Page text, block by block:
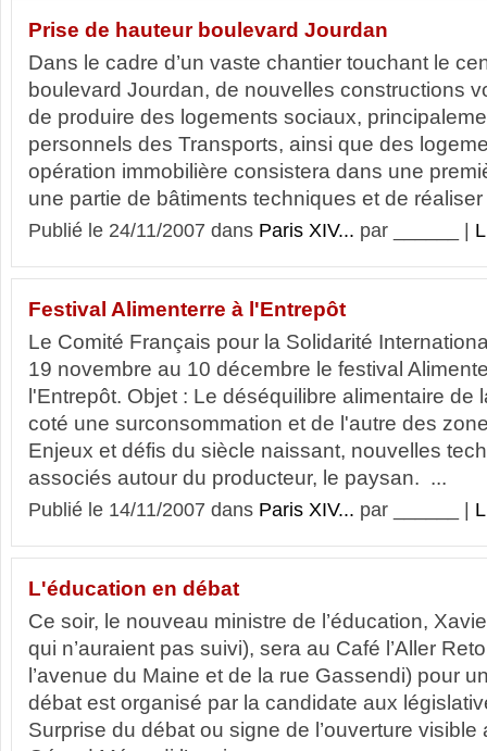
Prise de hauteur boulevard Jourdan
Dans le cadre d’un vaste chantier touchant le
boulevard Jourdan, de nouvelles constructions
de produire des logements sociaux,
personnels des Transports, ainsi que des
opération immobilière consistera dans une
une partie de bâtiments techniques et de
Publié le 24/11/2007 dans Paris XIV... par ______ |
Festival Alimenterre à l'Entrepôt
Le Comité Français pour la Solidarité
19 novembre au 10 décembre le festival
l'Entrepôt. Objet : Le déséquilibre alimentaire de
coté une surconsommation et de l'autre des
Enjeux et défis du siècle naissant, nouvelles
associés autour du producteur, le paysan. ...
Publié le 14/11/2007 dans Paris XIV... par ______ |
L'éducation en débat
Ce soir, le nouveau ministre de l’éducation,
qui n’auraient pas suivi), sera au Café l’Aller
l’avenue du Maine et de la rue Gassendi) pour
débat est organisé par la candidate aux
Surprise du débat ou signe de l’ouverture